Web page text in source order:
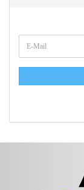
ZUR
NEWSLETTER-
ANMELDUNG
E-
Mail